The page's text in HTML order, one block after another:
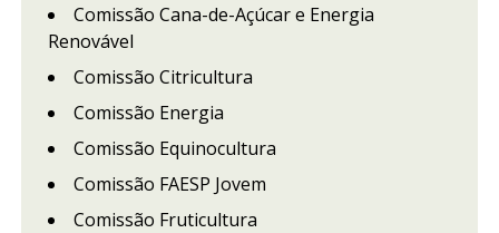
Comissão Cana-de-Açúcar e Energia
Renovável
Comissão Citricultura
Comissão Energia
Comissão Equinocultura
Comissão FAESP Jovem
Comissão Fruticultura